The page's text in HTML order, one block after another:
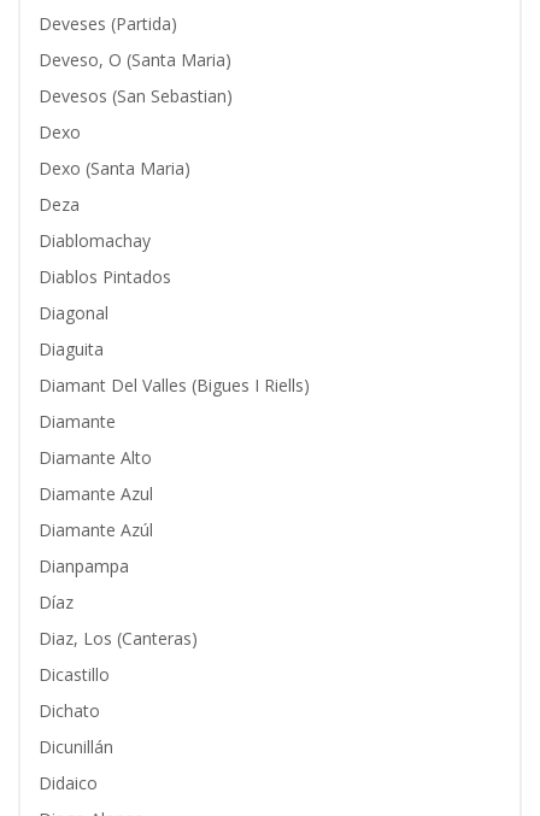
Deveses (Partida)
Deveso, O (Santa Maria)
Devesos (San Sebastian)
Dexo
Dexo (Santa Maria)
Deza
Diablomachay
Diablos Pintados
Diagonal
Diaguita
Diamant Del Valles (Bigues I Riells)
Diamante
Diamante Alto
Diamante Azul
Diamante Azúl
Dianpampa
Díaz
Diaz, Los (Canteras)
Dicastillo
Dichato
Dicunillán
Didaico